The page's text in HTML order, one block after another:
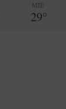
MIÉ
29°